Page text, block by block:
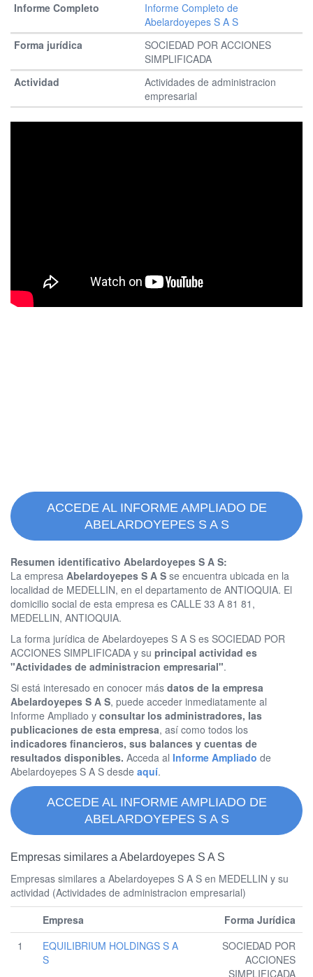
Informe Completo de
Abelardoyepes S A S
SOCIEDAD POR ACCIONES
SIMPLIFICADA
Actividades de administracion
empresarial
ACCEDE AL INFORME AMPLIADO DE
ABELARDOYEPES S A S
Resumen identificativo Abelardoyepes S A S:
La empresa Abelardoyepes S A S se encuentra ubicada en la
localidad de MEDELLIN, en el departamento de ANTIOQUIA. El
domicilio social de esta empresa es CALLE 33 A 81 81,
MEDELLIN, ANTIOQUIA.
La forma jurídica de Abelardoyepes S A S es SOCIEDAD POR
ACCIONES SIMPLIFICADA y su principal actividad es
"Actividades de administracion empresarial".
Si está interesado en conocer más datos de la empresa
Abelardoyepes S A S, puede acceder inmediatamente al
Informe Ampliado y consultar los administradores, las
publicaciones de esta empresa, así como todos los
indicadores financieros, sus balances y cuentas de
resultados disponibles. Acceda al Informe Ampliado de
Abelardoyepes S A S desde aquí.
ACCEDE AL INFORME AMPLIADO DE
ABELARDOYEPES S A S
Empresas similares a Abelardoyepes S A S
Empresas similares a Abelardoyepes S A S en MEDELLIN y su
actividad (Actividades de administracion empresarial)
Empresa
Forma Jurídica
1
EQUILIBRIUM HOLDINGS S A
S
SOCIEDAD POR
ACCIONES
SIMPLIFICADA